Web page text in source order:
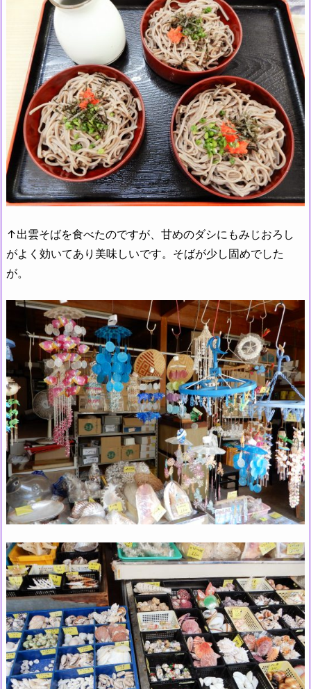
↑出雲そばを食べたのですが、甘めのダシにもみじおろし
がよく効いてあり美味しいです。そばが少し固めでした
が。